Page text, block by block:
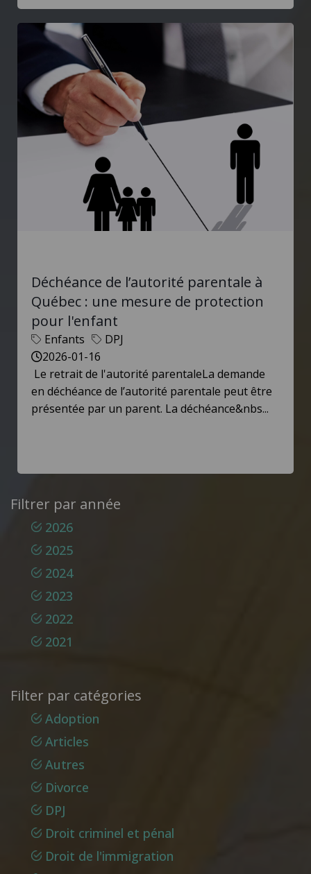
Déchéance de l’autorité parentale à
Québec : une mesure de protection
pour l'enfant
Enfants
DPJ
2026-01-16
Le retrait de l'autorité parentaleLa demande
en déchéance de l’autorité parentale peut être
présentée par un parent. La déchéance&nbs...
Filtrer par année
2026
2025
2024
2023
2022
2021
Filter par catégories
Adoption
Articles
Autres
Divorce
DPJ
Droit criminel et pénal
Droit de l'immigration